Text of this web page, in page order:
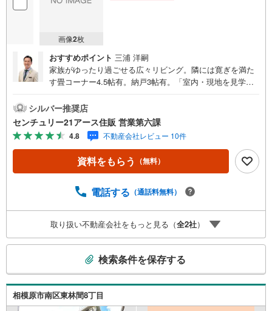
画像2枚
おすすめポイント 三浦 洋嗣
家族がゆったり過ごせる広々リビング。隣には寛ぎを満た
す畳コーナー4.5帖有。納戸3帖有。「室内・現地を見学す
ます。【センチュリー21アース住販のポイント】◆センチ
ュリオン獲得店舗◆全国約970店舗あるセンチュリー21の
お店。その中でも、アメリカ本部が設ける一定基準を満た
した、上位4％しか受賞できない賞。それが「センチュリオ
ン」です。弊社はそのセンチュリオンを2002年から欠かす
ことなく取り続けております。◆住宅ローン相談会◆お客
際かかる諸費用の概算も行っております。人生最大のお買
スをさせて頂きます。◆優遇金利にこだわる◆大きな金額
を長期間で返済する住宅ローンは優遇金利が0.1％変わるだ
けで、支払い総額に大きな変化が生じます。取引の多い弊
ので、お客様のニーズにあった金融機関をご紹介させて頂
きます。
シルバー推奨店
センチュリー21アース住販 営業第六課
4.8 不動産会社レビュー 10件
資料をもらう （無料）
電話する （通話料無料）
取り扱い不動産会社をもっと見る（全2社）
検
索
条
検索条件を保存する
相模原市南区東林間8丁目